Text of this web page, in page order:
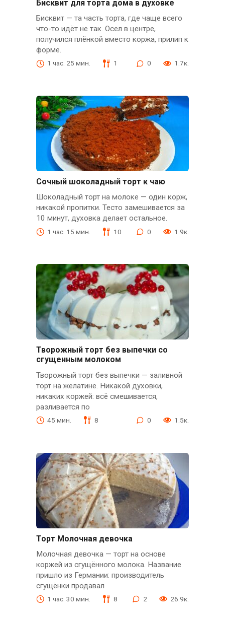
Бисквит для торта дома в духовке
Бисквит — та часть торта, где чаще всего
что-то идёт не так. Осел в центре,
получился плёнкой вместо коржа, прилип к
форме.
1 час. 25 мин. 1 0 1.7к.
Сочный шоколадный торт к чаю
Шоколадный торт на молоке — один корж,
никакой пропитки. Тесто замешивается за
10 минут, духовка делает остальное.
1 час. 15 мин. 10 0 1.9к.
Творожный торт без выпечки со
сгущенным молоком
Творожный торт без выпечки — заливной
торт на желатине. Никакой духовки,
никаких коржей: всё смешивается,
разливается по
45 мин. 8 0 1.5к.
Торт Молочная девочка
Молочная девочка — торт на основе
коржей из сгущённого молока. Название
пришло из Германии: производитель
сгущёнки продавал
1 час. 30 мин. 8 2 26.9к.